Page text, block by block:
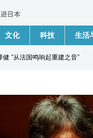
文化 科技 生活
健 “从法国鸣响起重建之音”